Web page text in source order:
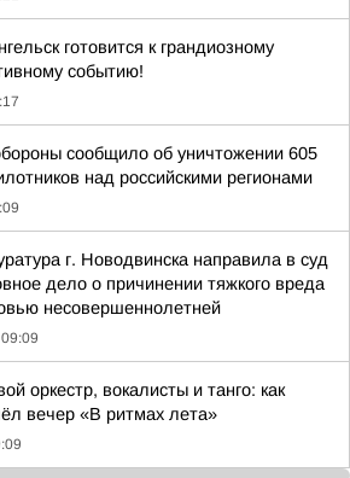
готовится к грандиозному
событию!
сообщило об уничтожении 605
над российскими регионами
г. Новодвинска направила в суд
дело о причинении тяжкого вреда
несовершеннолетней
09:09
оркестр, вокалисты и танго: как
вечер «В ритмах лета»